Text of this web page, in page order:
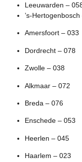
Leeuwarden –
’s-
Amersfoort – 033
Dordrecht – 078
Zwolle – 038
Alkmaar – 072
Breda – 076
Enschede – 053
Heerlen – 045
Haarlem – 023